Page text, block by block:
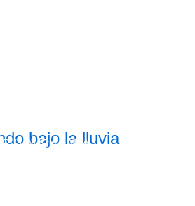
bajo la lluvia
/LAURA LARA